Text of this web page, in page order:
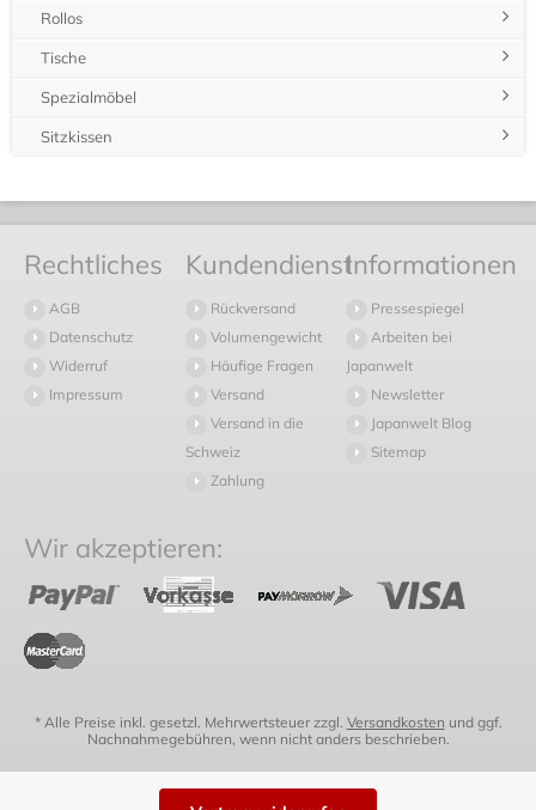
Rollos
Tische
Spezialmöbel
Sitzkissen
Rechtliches
AGB
Datenschutz
Widerruf
Impressum
Kundendienst
Rückversand
Volumengewicht
Häufige Fragen
Versand
Versand in die
Schweiz
Zahlung
Informationen
Pressespiegel
Arbeiten bei
Japanwelt
Newsletter
Japanwelt Blog
Sitemap
Wir akzeptieren:
* Alle Preise inkl. gesetzl. Mehrwertsteuer zzgl. Versandkosten und ggf.
Nachnahmegebühren, wenn nicht anders beschrieben.